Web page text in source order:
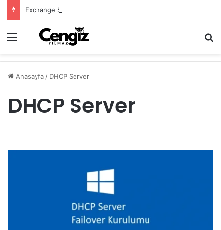
Menü
Anasayfa / DHCP Server
DHCP Server